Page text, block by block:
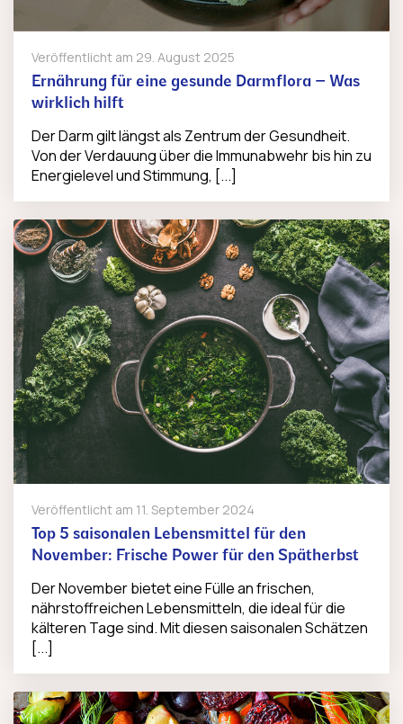
Veröffentlicht am 29. August 2025
Ernährung für eine gesunde Darmflora – Was
wirklich hilft
Der Darm gilt längst als Zentrum der Gesundheit.
Von der Verdauung über die Immunabwehr bis hin zu
Energielevel und Stimmung, [...]
Veröffentlicht am 11. September 2024
Top 5 saisonalen Lebensmittel für den
November: Frische Power für den Spätherbst
Der November bietet eine Fülle an frischen,
nährstoffreichen Lebensmitteln, die ideal für die
kälteren Tage sind. Mit diesen saisonalen Schätzen
[...]